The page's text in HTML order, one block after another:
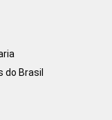
do Brasil